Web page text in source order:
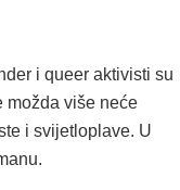
i queer aktivisti su
možda više neće
i svijetloplave. U